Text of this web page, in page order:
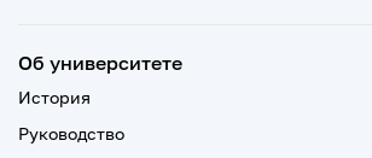
Об университете
История
Руководство